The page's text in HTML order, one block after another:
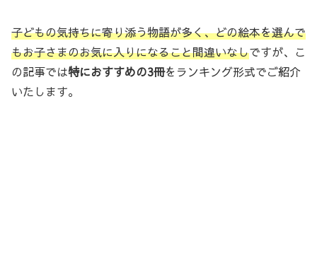
子どもの気持ちに寄り添う物語が多く、どの絵本を選んで
もお子さまのお気に入りになること間違いなしですが、こ
の記事では特におすすめの3冊をランキング形式でご紹介
いたします。